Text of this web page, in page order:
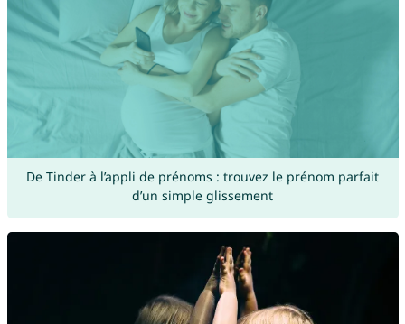
De Tinder à l’appli de prénoms : trouvez le prénom parfait
d’un simple glissement